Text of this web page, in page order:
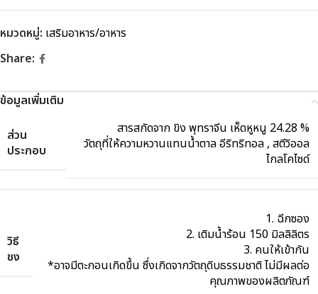
หมวดหมู่: เสริมอาหาร/อาหาร
Share:
ข้อมูลเพิ่มเติม
ส่วน
ประกอบ
สารสกัดจาก ขิง พุทราจีน เห็ดหูหนู 24.28 %
วัตถุที่ให้ความหวานแทนน้ำตาล อีริทริทอล , สตีวิออล
ไกลโคไซด์
วิธี
ชง
1. ฉีกซอง
2. เติมน้ำร้อน 150 มิลลิลิตร
3. คนให้เข้ากัน
*อาจมีตะกอนเกิดขึ้น ซึ่งเกิดจากวัตถุดิบธรรมชาติ ไม่มีผลต่อ
คุณภาพของผลิตภัณฑ์